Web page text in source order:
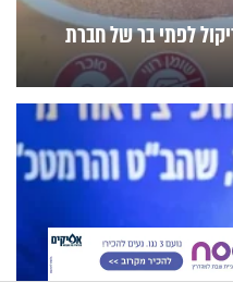
לפתי בר של חברת